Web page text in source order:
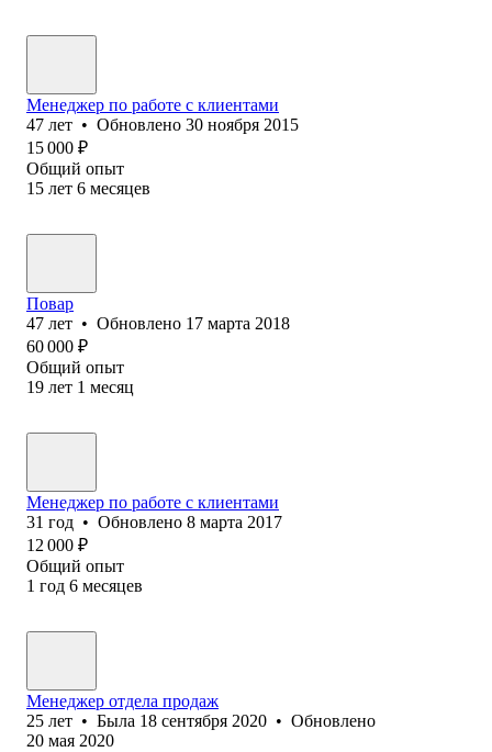
Менеджер по работе с клиентами
47 лет • Обновлено 30 ноября 2015
15 000 ₽
Общий опыт
15 лет 6 месяцев
Повар
47 лет • Обновлено 17 марта 2018
60 000 ₽
Общий опыт
19 лет 1 месяц
Менеджер по работе с клиентами
31 год • Обновлено 8 марта 2017
12 000 ₽
Общий опыт
1 год 6 месяцев
Менеджер отдела продаж
25 лет • Была 18 сентября 2020 • Обновлено
20 мая 2020